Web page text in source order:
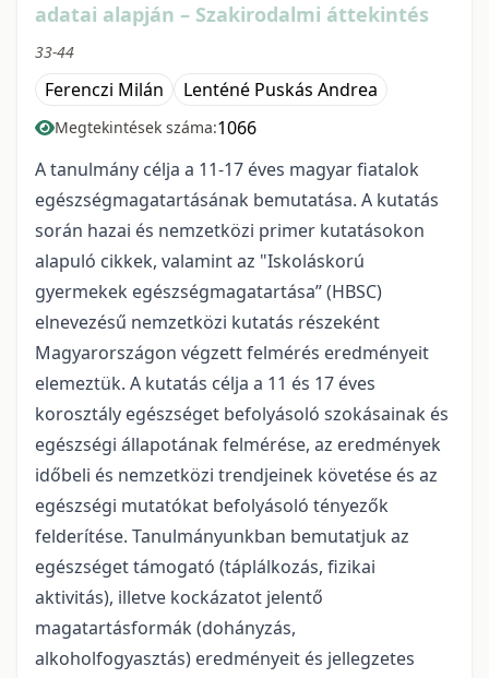
adatai alapján – Szakirodalmi áttekintés
33-44
Ferenczi Milán Lenténé Puskás Andrea
Megtekintések száma:1066
A tanulmány célja a 11-17 éves magyar fiatalok
egészségmagatartásának bemutatása. A kutatás
során hazai és nemzetközi primer kutatásokon
alapuló cikkek, valamint az "Iskoláskorú
gyermekek egészségmagatartása” (HBSC)
elnevezésű nemzetközi kutatás részeként
Magyarországon végzett felmérés eredményeit
elemeztük. A kutatás célja a 11 és 17 éves
korosztály egészséget befolyásoló szokásainak és
egészségi állapotának felmérése, az eredmények
időbeli és nemzetközi trendjeinek követése és az
egészségi mutatókat befolyásoló tényezők
felderítése. Tanulmányunkban bemutatjuk az
egészséget támogató (táplálkozás, fizikai
aktivitás), illetve kockázatot jelentő
magatartásformák (dohányzás,
alkoholfogyasztás) eredményeit és jellegzetes